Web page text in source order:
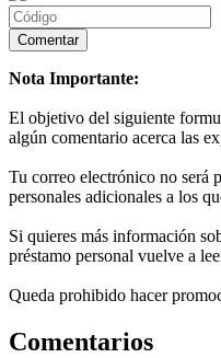
Nota Importante:
El objetivo del siguiente
algún comentario acerca las
Tu correo electrónico no será
personales adicionales a los
Si quieres más información
préstamo personal vuelve a
Queda prohibido hacer
Comentarios